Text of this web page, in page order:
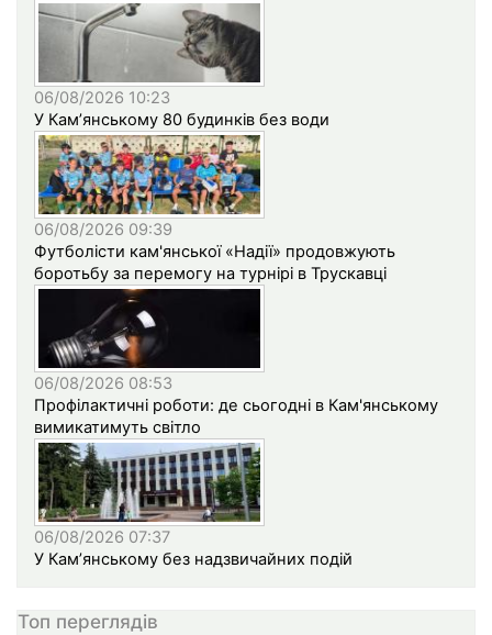
06/08/2026 10:23
У Кам’янському 80 будинків без води
06/08/2026 09:39
Футболісти кам'янської «Надії» продовжують
боротьбу за перемогу на турнірі в Трускавці
06/08/2026 08:53
Профілактичні роботи: де сьогодні в Кам'янському
вимикатимуть світло
06/08/2026 07:37
У Кам’янському без надзвичайних подій
Топ переглядів